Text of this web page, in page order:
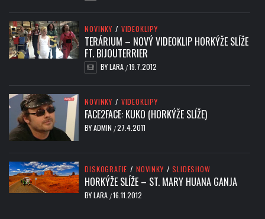
NOVINKY / VIDEOKLIPY
TERÁRIUM – NOVÝ VIDEOKLIP HORKÝŽE SLÍŽE
FT. BIJOUTERRIER
BYLARA /19.7.2012
NOVINKY / VIDEOKLIPY
FACE2FACE: KUKO (HORKÝŽE SLÍŽE)
BYADMIN /27.4.2011
DISKOGRAFIE / NOVINKY / SLIDESHOW
HORKÝŽE SLÍŽE – ST. MARY HUANA GANJA
BYLARA /16.11.2012